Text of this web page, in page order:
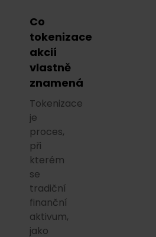
Co
tokenizace
akcií
vlastně
znamená
Tokenizace
je
proces,
při
kterém
se
tradiční
finanční
aktivum,
jako